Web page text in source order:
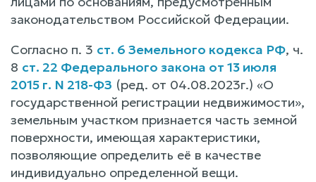
законодательством Российской Федерации.
Согласно п. 3 ст. 6 Земельного кодекса РФ, ч.
8 ст. 22 Федерального закона от 13 июля
2015 г. N 218-ФЗ (ред. от 04.08.2023г.) «О
государственной регистрации недвижимости»,
земельным участком признается часть земной
поверхности, имеющая характеристики,
позволяющие определить её в качестве
индивидуально определенной вещи.